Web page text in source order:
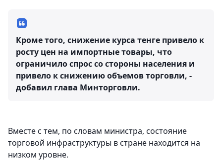
Кроме того, снижение курса тенге привело к
росту цен на импортные товары, что
ограничило спрос со стороны населения и
привело к снижению объемов торговли, -
добавил глава Минторговли.
Вместе с тем, по словам министра, состояние
торговой инфраструктуры в стране находится на
низком уровне.